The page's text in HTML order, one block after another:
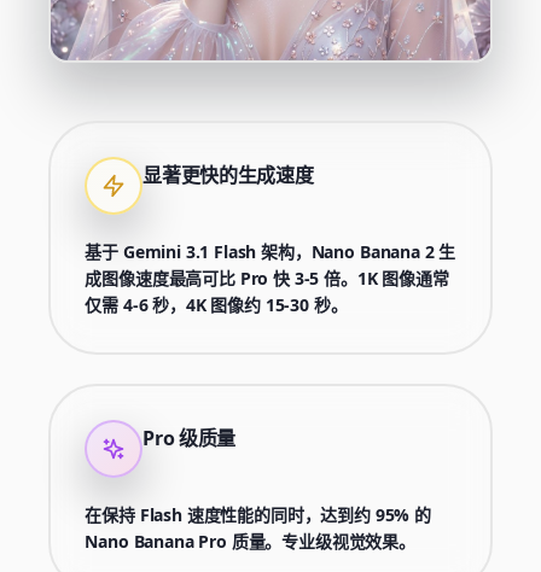
显著更快的生成速度
基于 Gemini 3.1 Flash 架构，Nano Banana 2 生
成图像速度最高可比 Pro 快 3-5 倍。1K 图像通常
仅需 4-6 秒，4K 图像约 15-30 秒。
Pro 级质量
在保持 Flash 速度性能的同时，达到约 95% 的
Nano Banana Pro 质量。专业级视觉效果。